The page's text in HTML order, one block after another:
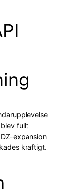
fullt
expansion
kraftigt.